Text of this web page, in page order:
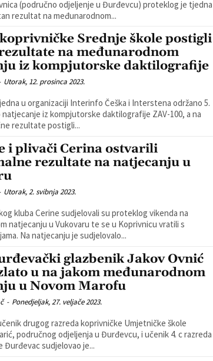
(područno odjeljenje u Đurđevcu) proteklog je tjedna
rezultat na međunarodnom...
Srednje škole postigli
na međunarodnom
iz kompjutorske daktilografije
Utorak, 12. prosinca 2023.
u organizaciji Interinfo Češka i Interstena održano 5.
iz kompjutorske daktilografije ZAV-100, a na
rezultate postigli...
i plivači Cerina ostvarili
rezultate na natjecanju u
Utorak, 2. svibnja 2023.
kluba Cerine sudjelovali su proteklog vikenda na
natjecanju u Vukovaru te se u Koprivnicu vratili s
brojnim medaljama. Na natjecanju je sudjelovalo...
glazbenik Jakov Ovnić
u na jakom međunarodnom
u Novom Marofu
- Ponedjeljak, 27. veljače 2023.
drugog razreda koprivničke Umjetničke škole
područnog odjeljenja u Đurđevcu, i učenik 4. c razreda
Đurđevac sudjelovao je...